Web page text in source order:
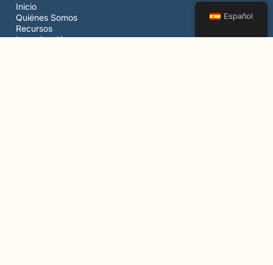
Español
Inicio
Quiénes Somos
Recursos
Investigación